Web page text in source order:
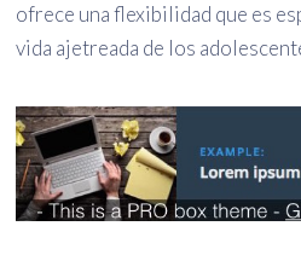
ofrece una flexibilidad que es
vida ajetreada de los